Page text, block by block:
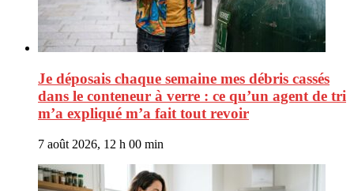
Je déposais chaque semaine mes débris cassés
dans le conteneur à verre : ce qu’un agent de tri
m’a expliqué m’a fait tout revoir
7 août 2026, 12 h 00 min